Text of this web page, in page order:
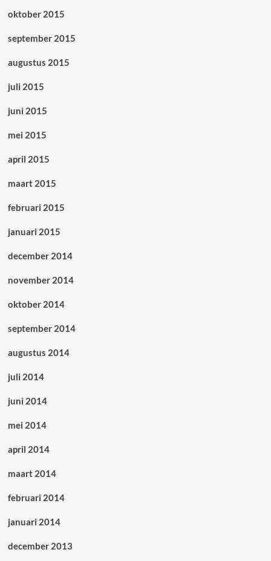
oktober 2015
september 2015
augustus 2015
juli 2015
juni 2015
mei 2015
april 2015
maart 2015
februari 2015
januari 2015
december 2014
november 2014
oktober 2014
september 2014
augustus 2014
juli 2014
juni 2014
mei 2014
april 2014
maart 2014
februari 2014
januari 2014
december 2013